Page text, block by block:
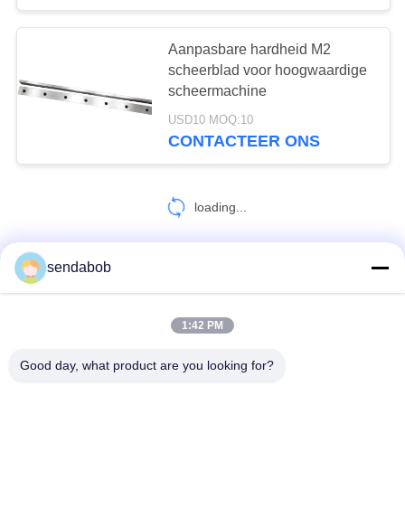
Aanpasbare hardheid M2
scheerblad voor hoogwaardige
scheermachine
USD10 MOQ:10
CONTACTEER ONS
loading...
sendabob
1:42 PM
Good day, what product are you looking for?